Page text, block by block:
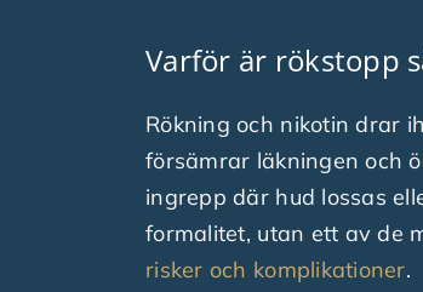
Varför är rökstopp
Rökning och nikotin drar
försämrar läkningen och
ingrepp där hud lossas
formalitet, utan ett av de
risker och komplikationer.